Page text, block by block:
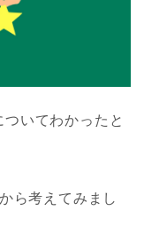
いてわかったと
ら考えてみまし